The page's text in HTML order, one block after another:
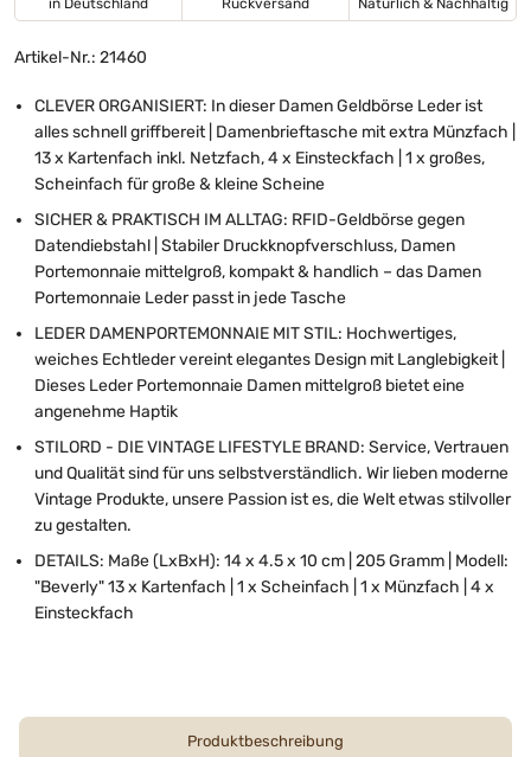
in Deutschland
Rückversand
Natürlich & Nachhaltig
Artikel-Nr.: 21460
CLEVER ORGANISIERT: In dieser Damen Geldbörse Leder ist
alles schnell griffbereit | Damenbrieftasche mit extra Münzfach |
13 x Kartenfach inkl. Netzfach, 4 x Einsteckfach | 1 x großes,
Scheinfach für große & kleine Scheine
SICHER & PRAKTISCH IM ALLTAG: RFID-Geldbörse gegen
Datendiebstahl | Stabiler Druckknopfverschluss, Damen
Portemonnaie mittelgroß, kompakt & handlich – das Damen
Portemonnaie Leder passt in jede Tasche
LEDER DAMENPORTEMONNAIE MIT STIL: Hochwertiges,
weiches Echtleder vereint elegantes Design mit Langlebigkeit |
Dieses Leder Portemonnaie Damen mittelgroß bietet eine
angenehme Haptik
STILORD - DIE VINTAGE LIFESTYLE BRAND: Service, Vertrauen
und Qualität sind für uns selbstverständlich. Wir lieben moderne
Vintage Produkte, unsere Passion ist es, die Welt etwas stilvoller
zu gestalten.
DETAILS: Maße (LxBxH): 14 x 4.5 x 10 cm | 205 Gramm | Modell:
"Beverly" 13 x Kartenfach | 1 x Scheinfach | 1 x Münzfach | 4 x
Einsteckfach
Produktbeschreibung